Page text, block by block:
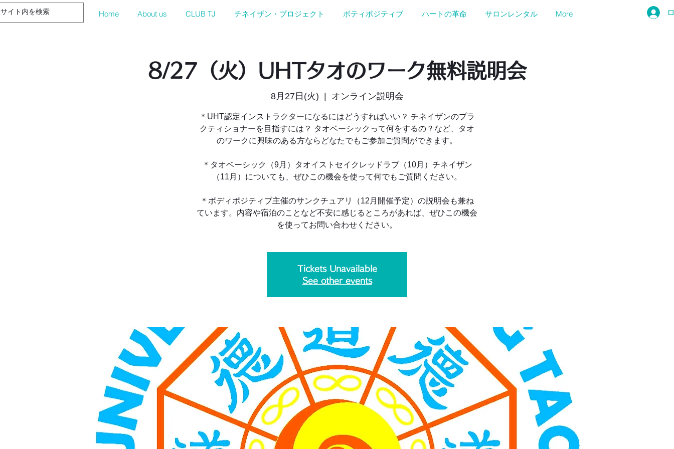
Home About us CLUB TJ チネイザン・プロジェクト ボティポジティブ ハートの革命 サロンレンタル More
8/27（火）UHTタオのワーク無料説明会
8月27日(火) オンライン説明会
＊UHT認定インストラクターになるにはどうすればいい？ チネイザンのプラ
クティショナーを目指すには？ タオベーシックって何をするの？など、タオ
のワークに興味のある方ならどなたでもご参加ご質問ができます。
＊タオベーシック（9月）タオイストセイクレッドラブ（10月）チネイザン
（11月）についても、ぜひこの機会を使って何でもご質問ください。
＊ボディポジティブ主催のサンクチュアリ（12月開催予定）の説明会も兼ね
ています。内容や宿泊のことなど不安に感じるところがあれば、ぜひこの機会
を使ってお問い合わせください。
Tickets Unavailable
See other events